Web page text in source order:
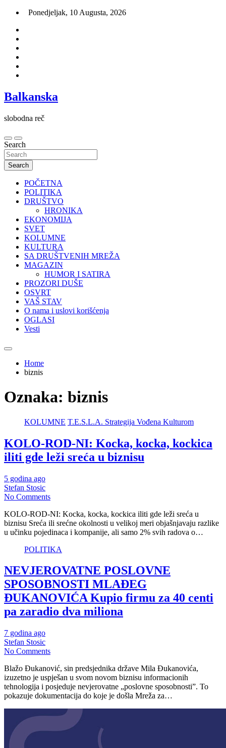
Skip
content
Ponedjeljak, 10 Augusta, 2026
Balkanska
slobodna reč
Search
Search
POČETNA
POLITIKA
DRUŠTVO
HRONIKA
EKONOMIJA
SVET
KOLUMNE
KULTURA
SA DRUŠTVENIH MREŽA
MAGAZIN
HUMOR I SATIRA
PROZORI DUŠE
OSVRT
VAŠ STAV
O nama i uslovi korišćenja
OGLASI
Vesti
Home
biznis
Oznaka: biznis
KOLUMNE T.E.S.L.A. Strategija Vođena Kulturom
KOLO-ROD-NI: Kocka, kocka, kockica
iliti gde leži sreća u biznisu
5 godina ago
Stefan Stosic
No Comments
KOLO-ROD-NI: Kocka, kocka, kockica iliti gde leži sreća u
biznisu Sreća ili srećne okolnosti u velikoj meri objašnjavaju razlike
u učinku pojedinaca i kompanije, ali samo 2% svih radova o…
POLITIKA
NEVJEROVATNE POSLOVNE
SPOSOBNOSTI MLAĐEG
ĐUKANOVIĆA Kupio firmu za 40 centi
pa zaradio dva miliona
7 godina ago
Stefan Stosic
No Comments
Blažo Đukanović, sin predsjednika države Mila Đukanovića,
izuzetno je uspješan u svom novom biznisu informacionih
tehnologija i posjeduje nevjerovatne „poslovne sposobnosti”. To
pokazuje dokumentacija do koje je došla Mreža za…